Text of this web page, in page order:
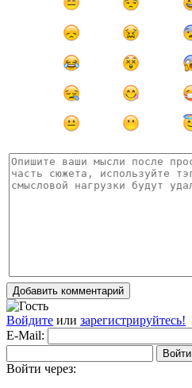
Добавить комментарий
Войдите или зарегистрируйтесь!
E-Mail:
Войти
Войти через: